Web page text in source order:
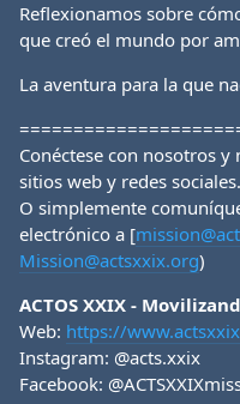
Reflexionamos sobre
que creó el mundo por
La aventura para la que
Conéctese con nosotros
sitios web y redes sociales.
O simplemente
electrónico a [
Mission@actsxxix.org)
ACTOS XXIX -
Web: https://
Instagram: @acts.xxix
Facebook: